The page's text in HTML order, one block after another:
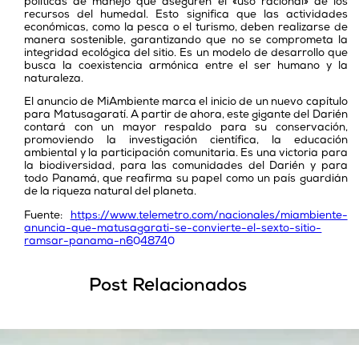
políticas de manejo que aseguren el «uso racional» de los
recursos del humedal. Esto significa que las actividades
económicas, como la pesca o el turismo, deben realizarse de
manera sostenible, garantizando que no se comprometa la
integridad ecológica del sitio. Es un modelo de desarrollo que
busca la coexistencia armónica entre el ser humano y la
naturaleza.
El anuncio de MiAmbiente marca el inicio de un nuevo capítulo
para Matusagaratí. A partir de ahora, este gigante del Darién
contará con un mayor respaldo para su conservación,
promoviendo la investigación científica, la educación
ambiental y la participación comunitaria. Es una victoria para
la biodiversidad, para las comunidades del Darién y para
todo Panamá, que reafirma su papel como un país guardián
de la riqueza natural del planeta.
Fuente:
https://www.telemetro.com/nacionales/miambiente-
anuncia-que-matusagarati-se-convierte-el-sexto-sitio-
ramsar-panama-n6048740
Post Relacionados